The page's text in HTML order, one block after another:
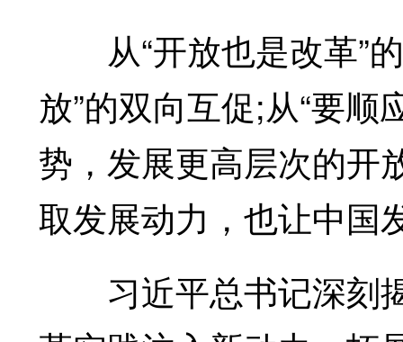
从“开放也是改革”的
放”的双向互促;从“要
势，发展更高层次的开
取发展动力，也让中
习近平总书记深刻